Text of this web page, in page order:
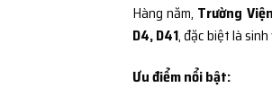
Hàng năm, Trường
D4, D41, đặc biệt là
Ưu điểm nổi bật: